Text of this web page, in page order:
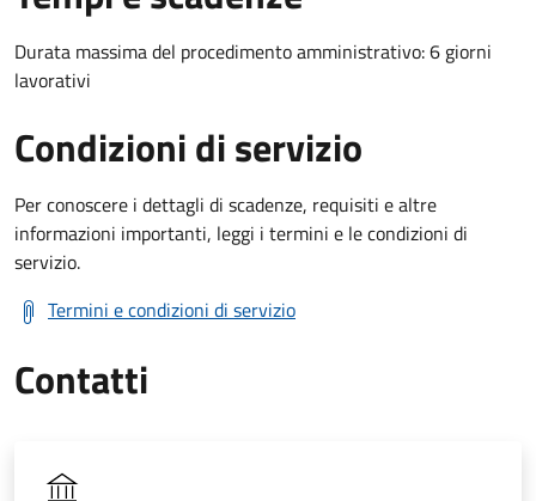
Durata massima del procedimento amministrativo: 6 giorni
lavorativi
Condizioni di servizio
Per conoscere i dettagli di scadenze, requisiti e altre
informazioni importanti, leggi i termini e le condizioni di
servizio.
Termini e condizioni di servizio
Contatti